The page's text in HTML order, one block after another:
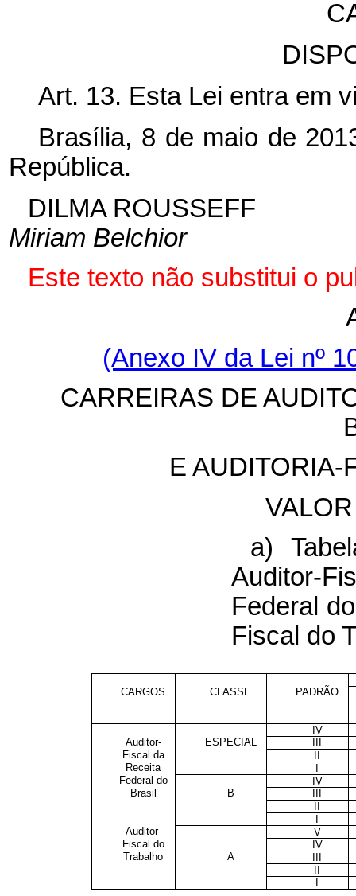
Art. 13. Esta Lei entra em
Brasília, 8 de maio de
República.
DILMA ROUSSEFF
Miriam Belchior
Este texto não substitui o
(Anexo IV da Lei nº
CARREIRAS DE
E AUDITORIA-
a)
Auditor-
Federal
Fiscal do
CARGOS CLASSE PADRÃO
IV
Auditor-
ESPECIAL
Fiscal da
Receita
Federal do
IV
Brasil
B
Auditor-
V
Fiscal do
IV
Trabalho
A